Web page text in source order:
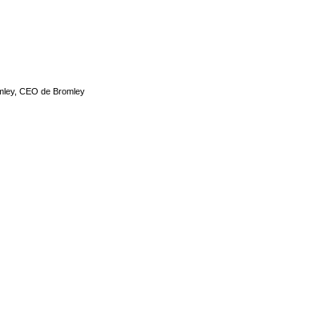
CEO de Bromley